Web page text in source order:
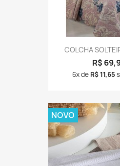
COLCHA
R$
6x de R$ 11,65
NOVO